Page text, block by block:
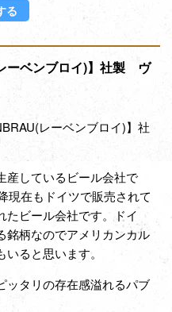
る
る
ーベンブロイ)】社製 ヴ
レーベンブロイ)】社
産しているビール会社で
現在もドイツで販売されて
たビール会社です。ドイ
銘柄なのでアメリカンカル
ると思います。
ッタリの存在感溢れるパブ